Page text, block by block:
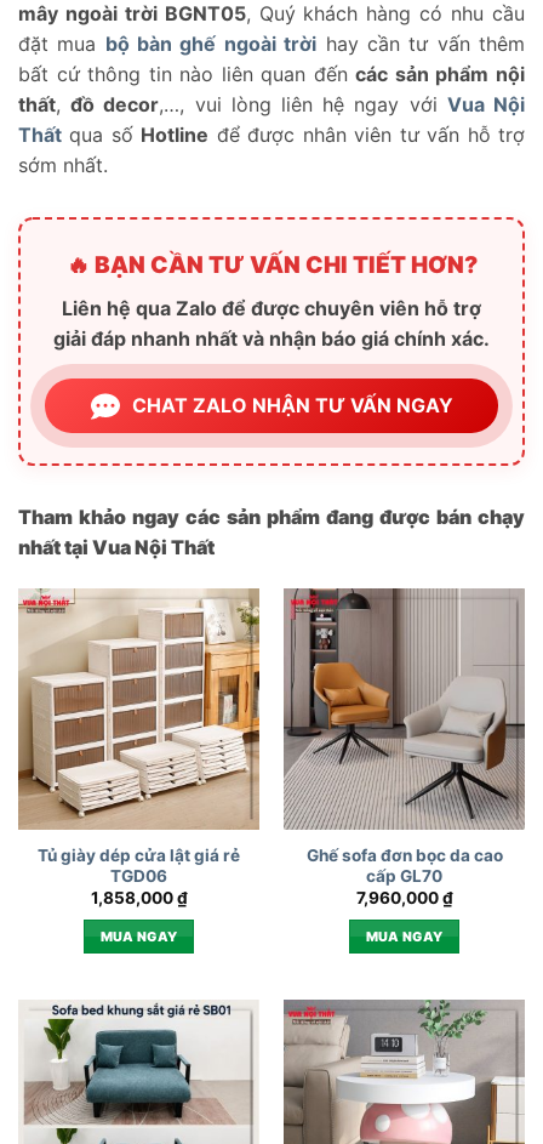
mây ngoài trời BGNT05, Quý khách hàng có nhu cầu
đặt mua bộ bàn ghế ngoài trời hay cần tư vấn thêm
bất cứ thông tin nào liên quan đếncác sản phẩm nội
thất,đồ decor,…, vui lòng liên hệ ngay với Vua Nội
Thất qua số Hotline để được nhân viên tư vấn hỗ trợ
sớm nhất.
🔥 BẠN CẦN TƯ VẤN CHI TIẾT HƠN?
Liên hệ qua Zalo để được chuyên viên hỗ trợ
giải đáp nhanh nhất và nhận báo giá chính xác.
CHAT ZALO NHẬN TƯ VẤN NGAY
Tham khảo ngay các sản phẩm đang được bán chạy
nhất tại Vua Nội Thất
Tủ giày dép cửa lật giá rẻ
TGD06
1,858,000₫
MUA NGAY
Ghế sofa đơn bọc da cao
cấp GL70
7,960,000₫
MUA NGAY